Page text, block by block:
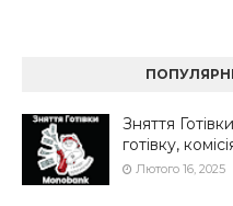
Зняття
готівку,
Лютого 16, 2025